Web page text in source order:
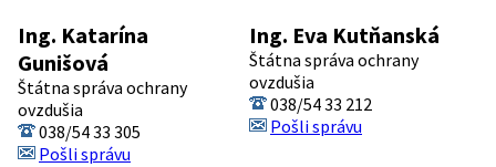
Ing. Katarína
Gunišová
Štátna správa ochrany
ovzdušia
038/54 33 305
Pošli správu
Ing. Eva Kutňanská
Štátna správa ochrany
ovzdušia
038/54 33 212
Pošli správu